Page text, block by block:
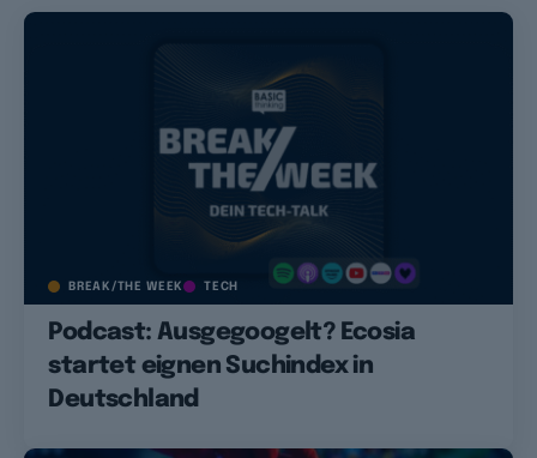
BREAK/THE WEEK TECH
Podcast: Ausgegoogelt? Ecosia
startet eignen Suchindex in
Deutschland